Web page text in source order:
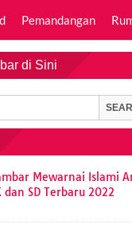
Pemandangan
di Sini
Mewarnai Islami
dan SD Terbaru 2022